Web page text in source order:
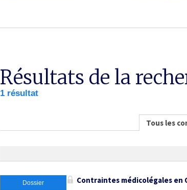
Résultats de la
1 résultat
Tous les
Dossier
Contraintes médicolégales en